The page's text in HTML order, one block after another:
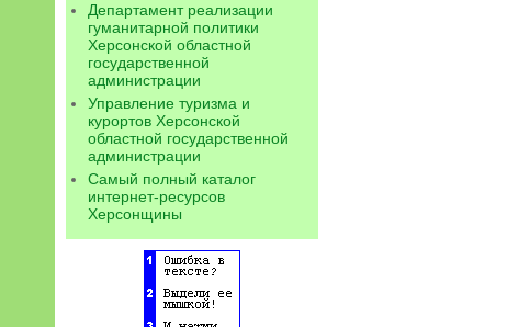
Департамент реализации
гуманитарной политики
Херсонской областной
государственной
администрации
Управление туризма и
курортов Херсонской
областной государственной
администрации
Самый полный каталог
интернет-ресурсов
Херсонщины